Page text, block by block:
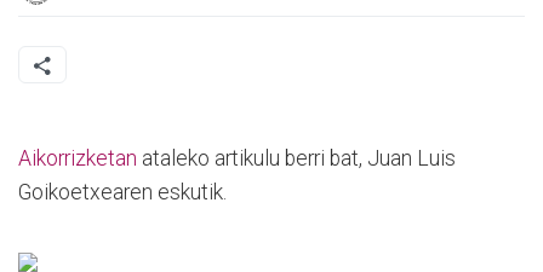
Aikorrizketan ataleko artikulu berri bat, Juan Luis
Goikoetxearen eskutik.